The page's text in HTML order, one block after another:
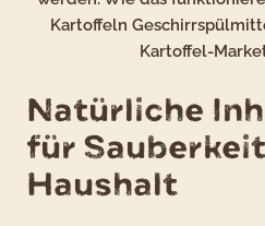
Kartoffeln
Kartoffel-
Natürliche
für
Haushalt